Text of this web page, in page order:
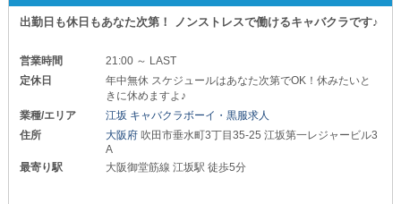
出勤日も休日もあなた次第！ ノンストレスで働けるキャバクラです♪
営業時間
21:00 ～ LAST
定休日
年中無休 スケジュールはあなた次第でOK！休みたいと
きに休めますよ♪
業種/エリア
江坂 キャバクラボーイ・黒服求人
住所
大阪府 吹田市垂水町3丁目35-25 江坂第一レジャービル3
A
最寄り駅
大阪御堂筋線 江坂駅 徒歩5分